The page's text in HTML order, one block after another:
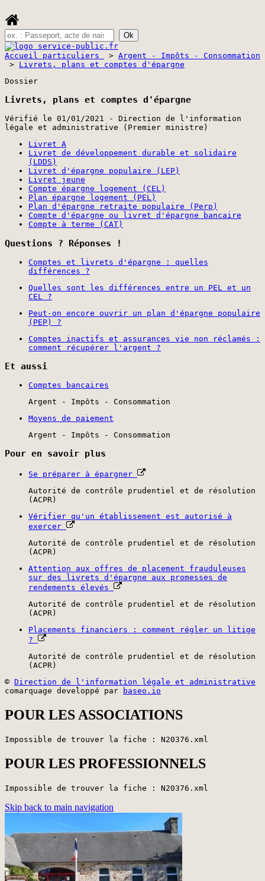
Accueil particuliers > Argent - Impôts - Consommation
> Livrets, plans et comptes d'épargne
Dossier
Livrets, plans et comptes d'épargne
Vérifié le 01/01/2021 - Direction de l'information
légale et administrative (Premier ministre)
Livret A
Livret de développement durable et solidaire
(LDDS)
Livret d'épargne populaire (LEP)
Livret jeune
Compte épargne logement (CEL)
Plan épargne logement (PEL)
Plan d'épargne retraite populaire (Perp)
Compte d'épargne ou livret d'épargne bancaire
Compte à terme (CAT)
Questions ? Réponses !
Comptes et livrets d'épargne : quelles
différences ?
Quelles sont les différences entre un PEL et un
CEL ?
Peut-on encore ouvrir un plan d'épargne populaire
(PEP) ?
Comptes inactifs et assurances vie non réclamés :
comment récupérer l'argent ?
Et aussi
Comptes bancaires
Argent - Impôts - Consommation
Moyens de paiement
Argent - Impôts - Consommation
Pour en savoir plus
Se préparer à épargner
Autorité de contrôle prudentiel et de résolution
(ACPR)
Vérifier qu'un établissement est autorisé à
exercer
Autorité de contrôle prudentiel et de résolution
(ACPR)
Attention aux offres de placement frauduleuses
sur des livrets d'épargne aux promesses de
rendements élevés
Autorité de contrôle prudentiel et de résolution
(ACPR)
Placements financiers : comment régler un litige
?
Autorité de contrôle prudentiel et de résolution
(ACPR)
© Direction de l'information légale et administrative
comarquage developpé par
baseo.io
POUR LES ASSOCIATIONS
Impossible de trouver la fiche : N20376.xml
POUR LES PROFESSIONNELS
Impossible de trouver la fiche : N20376.xml
Skip back to main navigation